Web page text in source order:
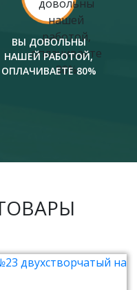
ВЫ ДОВОЛЬНЫ
НАШЕЙ РАБОТОЙ,
ОПЛАЧИВАЕТЕ 80%